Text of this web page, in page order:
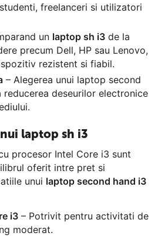
freelanceri si utilizatori
un laptop sh i3 de la
precum Dell, HP sau Lenovo,
rezistent si fiabil.
– Alegerea unui laptop second
reducerea deseurilor electronice
laptop sh i3
procesor Intel Core i3 sunt
oferit intre pret si
unui laptop second hand i3
i3 – Potrivit pentru activitati de
moderat.